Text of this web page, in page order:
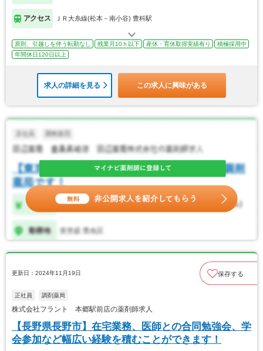
アクセス ＪＲ大糸線(松本－南小谷) 豊科駅
原則、引越しを伴う転勤なし 残業月10ｈ以下 産休・育休取得実績有り
積極採用中
年間休日120日以上
求人の詳細を見る この求人に興味がある
更新日：2024年11月19日 保存する
正社員 調剤薬局
株式会社フラント 本郷駅前店の薬剤師求人
【長野県長野市】在宅業務、医師との合同勉強会、学
会参加など幅広い経験を積むことができます！